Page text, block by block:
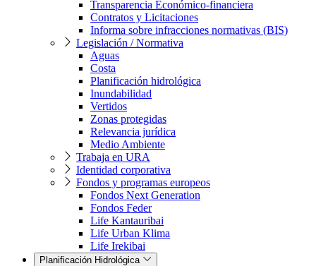
Transparencia Económico-financiera
Contratos y Licitaciones
Informa sobre infracciones normativas (BIS)
Legislación / Normativa
Aguas
Costa
Planificación hidrológica
Inundabilidad
Vertidos
Zonas protegidas
Relevancia jurídica
Medio Ambiente
Trabaja en URA
Identidad corporativa
Fondos y programas europeos
Fondos Next Generation
Fondos Feder
Life Kantauribai
Life Urban Klima
Life Irekibai
Planificación Hidrológica